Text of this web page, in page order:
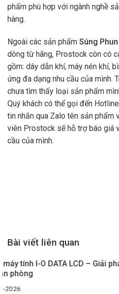
phẩm phù hợp với ngành nghề
hàng.
Ngoài các sản phẩm Súng
dòng từ hãng, Prostock còn có
gồm: dây dẫn khí, máy nén khí,
ứng đa dạng nhu cầu của mình.
chưa tìm thấy loại sản phẩm
Quý khách có thể gọi đến Hotline
tin nhắn qua Zalo tên sản phẩm
viên Prostock sẽ hỗ trợ báo giá
cầu của mình.
Bài viết liên quan